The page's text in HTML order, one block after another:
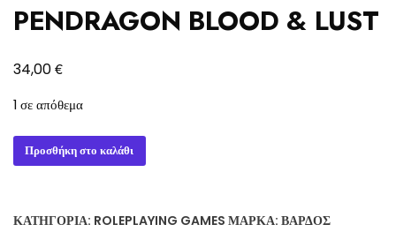
PENDRAGON BLOOD & LUST
34,00€
1 σε απόθεμα
PENDRAGON
BLOOD
ποσότητα
Προσθήκη στο καλάθι
ΚΑΤΗΓΟΡΊΑ: ROLEPLAYING GAMES ΜΆΡΚΑ: ΒΆΡΔΟΣ